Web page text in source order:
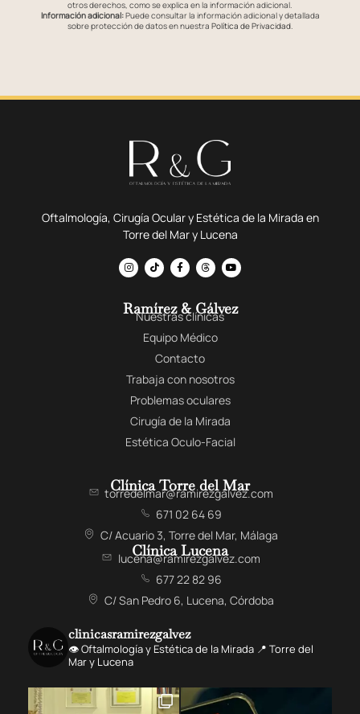
otros derechos, como se explica en la información adicional.
Información adicional:Puede consultar la información adicional y detallada
sobre protección de datos en nuestra Política de Privacidad.
Oftalmología, Cirugía Ocular y Estética de la Mirada en
Torre del Mar y Lucena
Ramírez & Gálvez
Nuestras clínicas
Equipo Médico
Contacto
Trabaja con nosotros
Problemas oculares
Cirugía de la Mirada
Estética Oculo-Facial
Clínica Torre del Mar
torredelmar@ramirezgalvez.com
671 02 64 69
C/ Acuario 3, Torre del Mar, Málaga
Clínica Lucena
lucena@ramirezgalvez.com
677 22 82 96
C/ San Pedro 6, Lucena, Córdoba
clinicasramirezgalvez
👁️ Oftalmología y Estética de la Mirada 📍 Torre del
Mar y Lucena